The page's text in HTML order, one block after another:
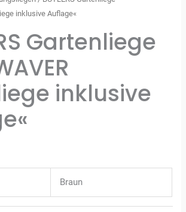
inklusive Auflage«
Gartenliege
inklusive
Braun